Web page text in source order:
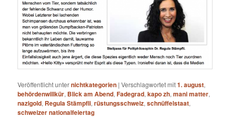
Veröffentlicht unternichtkategorien |Verschlagwortet mit1. august,
behördenwillkür, Blick am Abend,Fadegrad,kapo zh,mani matter,
nazigold, Regula Stämpfli,rüstungsschweiz,schnüffelstaat,
schweizer nationalfeiertag